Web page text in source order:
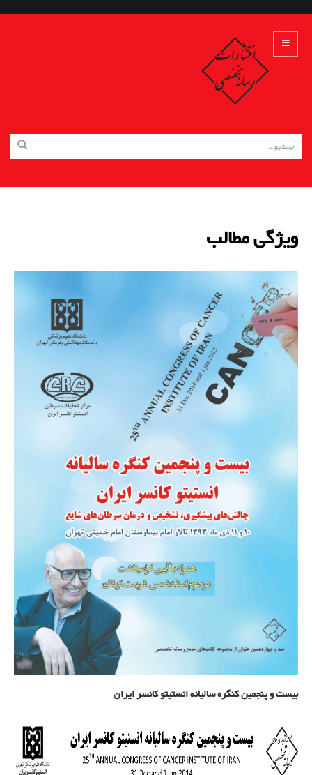
ویژگی مطالب
بیست و پنجمین کنگره سالیانه انستیتو کانسر ایران